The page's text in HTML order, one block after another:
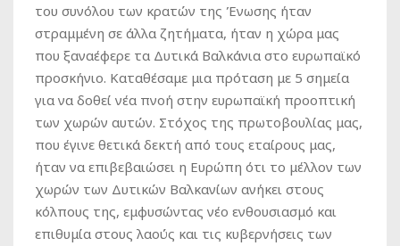
του συνόλου των κρατών της Ένωσης ήταν
στραμμένη σε άλλα ζητήματα, ήταν η χώρα μας
που ξαναέφερε τα Δυτικά Βαλκάνια στο ευρωπαϊκό
προσκήνιο. Καταθέσαμε μια πρόταση με 5 σημεία
για να δοθεί νέα πνοή στην ευρωπαϊκή προοπτική
των χωρών αυτών. Στόχος της πρωτοβουλίας μας,
που έγινε θετικά δεκτή από τους εταίρους μας,
ήταν να επιβεβαιώσει η Ευρώπη ότι το μέλλον των
χωρών των Δυτικών Βαλκανίων ανήκει στους
κόλπους της, εμφυσώντας νέο ενθουσιασμό και
επιθυμία στους λαούς και τις κυβερνήσεις των